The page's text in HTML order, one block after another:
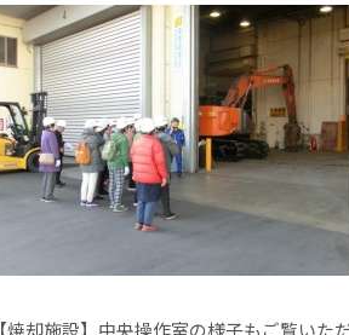
【焼却施設】中央操作室の様子もご覧いた